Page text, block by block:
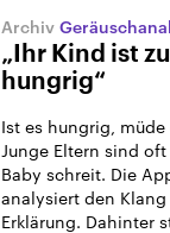
„Ihr Kind ist
hungrig“
Ist es hungrig,
Junge Eltern sind
Baby schreit. Die
analysiert den
Erklärung. Dahinter